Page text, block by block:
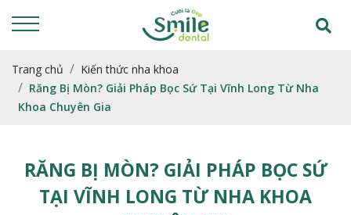
Trang chủ
Kiến thức nha khoa
Răng Bị Mòn? Giải Pháp Bọc Sứ Tại Vĩnh Long Từ Nha
Khoa Chuyên Gia
RĂNG BỊ MÒN? GIẢI PHÁP BỌC SỨ
TẠI VĨNH LONG TỪ NHA KHOA